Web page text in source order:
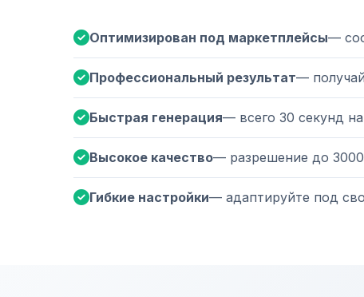
Оптимизирован под маркетплейсы—
Профессиональный результат—
Быстрая генерация— всего 30 секунд
Высокое качество— разрешение до
Гибкие настройки— адаптируйте под